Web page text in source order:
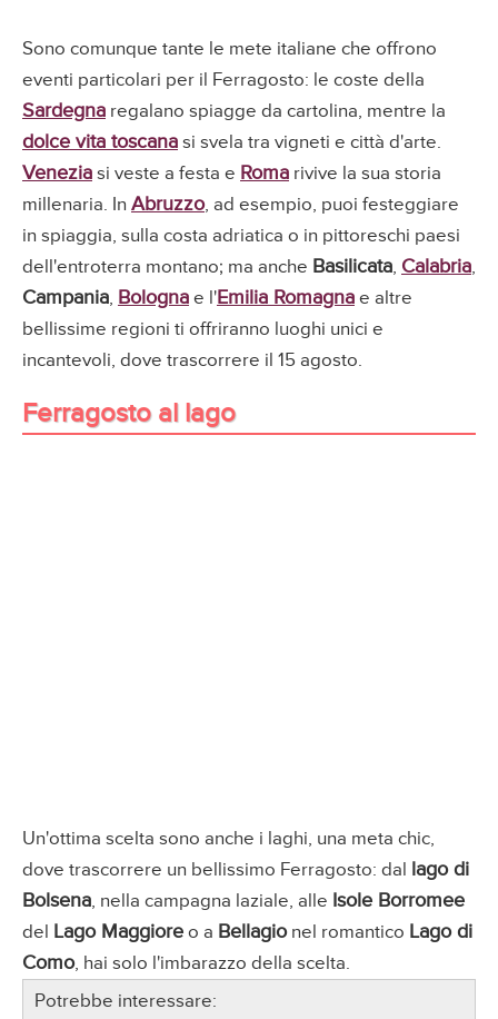
Sono comunque tante le mete italiane che offrono
eventi particolari per il Ferragosto: le coste della
Sardegna regalano spiagge da cartolina, mentre la
dolce vita toscana si svela tra vigneti e città d'arte.
Venezia si veste a festa e Roma rivive la sua storia
millenaria. In Abruzzo, ad esempio, puoi festeggiare
in spiaggia, sulla costa adriatica o in pittoreschi paesi
dell'entroterra montano; ma anche Basilicata, Calabria,
Campania, Bologna e l'Emilia Romagna e altre
bellissime regioni ti offriranno luoghi unici e
incantevoli, dove trascorrere il 15 agosto.
Ferragosto al lago
Un'ottima scelta sono anche i laghi, una meta chic,
dove trascorrere un bellissimo Ferragosto: dal lago di
Bolsena, nella campagna laziale, alle Isole Borromee
del Lago Maggiore o a Bellagionel romantico Lago di
Como, hai solo l'imbarazzo della scelta.
Potrebbe interessare: